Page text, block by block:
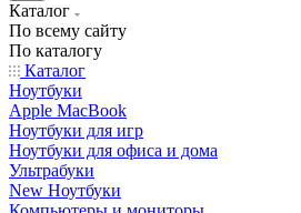
Каталог
По всему сайту
По каталогу
Каталог
Ноутбуки
Apple MacBook
Ноутбуки для игр
Ноутбуки для офиса и дома
Ультрабуки
New Ноутбуки